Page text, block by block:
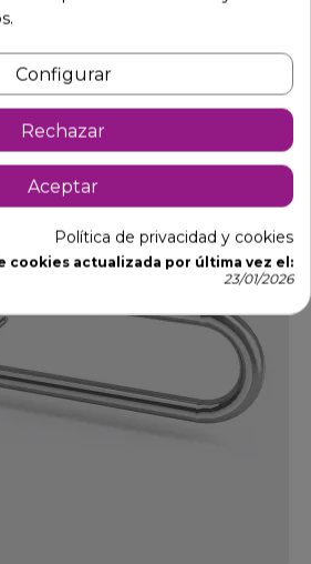
Configurar
Rechazar
Aceptar
Política de privacidad y cookies
cookies actualizada por última vez el:
23/01/2026